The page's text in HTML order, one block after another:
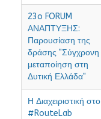
23o FORUM
ΑΝΑΠΤΥΞΗΣ:
Παρουσίαση της
δράσης "Σύγχρονη
μεταποίηση στη
Δυτική Ελλάδα"
Η Διαχειριστική στο
#RouteLab